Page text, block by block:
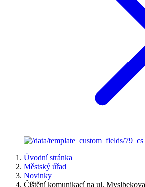
Úvodní stránka
Městský úřad
Novinky
Čištění komunikací na ul. Myslbekova